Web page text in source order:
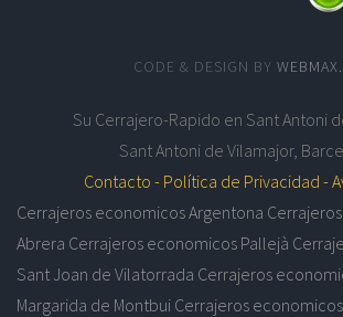
CODE & DESIGN BY
Su Cerrajero-Rapido en Sant Antoni
Sant Antoni de Vilamajor,
Contacto - Política de Privacidad -
Cerrajeros economicos Argentona
Abrera Cerrajeros economicos Pallejà
Sant Joan de Vilatorrada Cerrajeros
Margarida de Montbui Cerrajeros